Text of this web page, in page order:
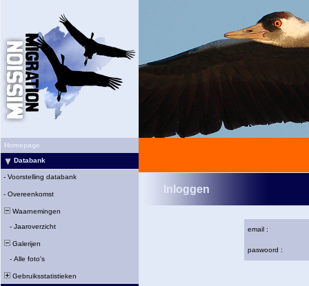
Homepage
Databank
- Voorstelling databank
- Overeenkomst
Waarnemingen
- Jaaroverzicht
Galerijen
- Alle foto's
Gebruiksstatistieken
Inloggen
email :
paswoord :